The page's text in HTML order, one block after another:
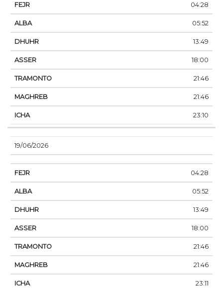
04:28
05:52
13:49
18:00
21:46
21:46
23:10
19/06/2026
04:28
05:52
13:49
18:00
21:46
21:46
23:11